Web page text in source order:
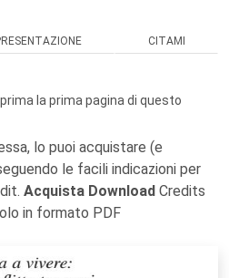
CITAMI
la prima pagina di questo
lo puoi acquistare (e
le facili indicazioni per
Acquista Download Credits
in formato PDF